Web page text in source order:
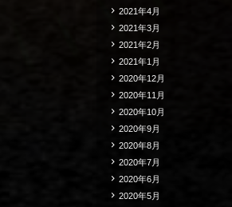
2021年4月
2021年3月
2021年2月
2021年1月
2020年12月
2020年11月
2020年10月
2020年9月
2020年8月
2020年7月
2020年6月
2020年5月